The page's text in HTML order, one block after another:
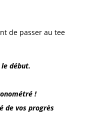
de passer au tee
le début.
!
de vos progrès